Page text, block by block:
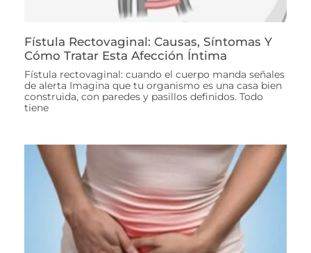
Fístula Rectovaginal: Causas, Síntomas Y
Cómo Tratar Esta Afección Íntima
Fístula rectovaginal: cuando el cuerpo manda señales
de alerta Imagina que tu organismo es una casa bien
construida, con paredes y pasillos definidos. Todo
tiene